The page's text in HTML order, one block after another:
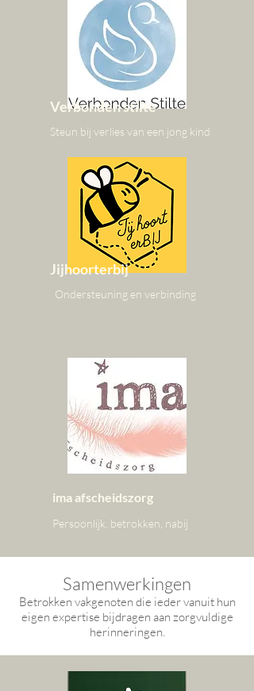
Verbonden stilte
Steun bij verlies van een jong kind
Jijhoorterbij
Ondersteuning en verbinding
ima afscheidszorg
Persoonlijk, betrokken, nabij
Samenwerkingen
Betrokken vakgenoten die ieder vanuit hun
eigen expertise bijdragen aan zorgvuldige
herinneringen.